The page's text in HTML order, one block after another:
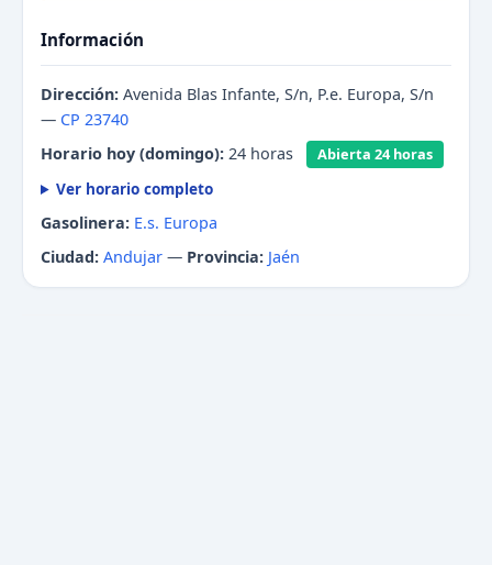
Información
Dirección: Avenida Blas Infante, S/n, P.e. Europa, S/n
— CP 23740
Horario hoy (domingo): 24 horas Abierta 24 horas
Ver horario completo
Gasolinera: E.s. Europa
Ciudad: Andujar — Provincia: Jaén